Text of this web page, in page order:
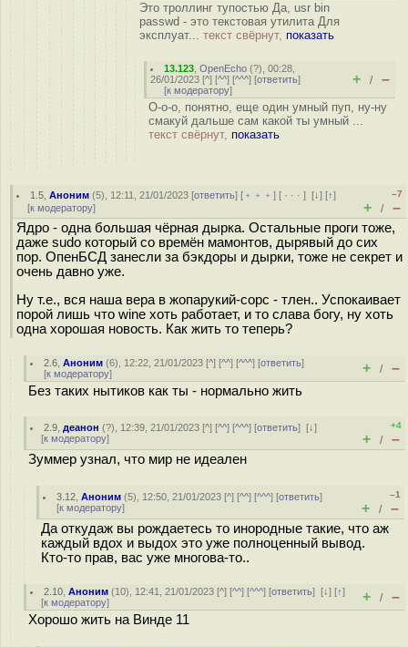
Это троллинг тупостью Да, usr bin
passwd - это текстовая утилита Для
эксплуат... текст свёрнут, показать
13.123 ,OpenEcho (?), 00:28,
26/01/2023 [^] [^^] [^^^] [ответить]
[к модератору]
+ / –
О-о-о, понятно, еще один умный пуп, ну-ну
смакуй дальше сам какой ты умный ...
текст свёрнут, показать
1.5 ,Аноним (5), 12:11, 21/01/2023 [ответить] [ ﹢﹢﹢] [ · · ·][↓] [↑]
[к модератору]
–7
+ / –
Ядро - одна большая чёрная дырка. Остальные проги тоже,
даже sudo который со времён мамонтов, дырявый до сих
пор. ОпенБСД занесли за бэкдоры и дырки, тоже не секрет и
очень давно уже.
Ну т.е., вся наша вера в жопарукий-сорс - тлен.. Успокаивает
порой лишь что wine хоть работает, и то слава богу, ну хоть
одна хорошая новость. Как жить то теперь?
2.6 ,Аноним (6), 12:22, 21/01/2023 [^] [^^] [^^^] [ответить]
[к модератору] + / –
Без таких нытиков как ты - нормально жить
2.9 деанон (?), 12:39, 21/01/2023 [^] [^^] [^^^] [ответить][↓]
[к модератору]
+4
+ / –
Зуммер узнал, что мир не идеален
3.12 ,Аноним (5), 12:50, 21/01/2023 [^] [^^] [^^^] [ответить]
[к модератору]
–1
+ / –
Да откудаж вы рождаетесь то инородные такие, что аж
каждый вдох и выдох это уже полноценный вывод.
Кто-то прав, вас уже многова-то..
2.10 ,Аноним (10), 12:41, 21/01/2023 [^] [^^] [^^^] [ответить][↓] [↑]
[к модератору] + / –
Хорошо жить на Винде 11